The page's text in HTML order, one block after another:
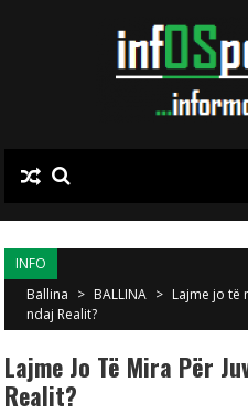
INFO
Ballina > BALLINA > Lajme jo të
ndaj Realit?
Lajme Jo Të Mira Për
Realit?